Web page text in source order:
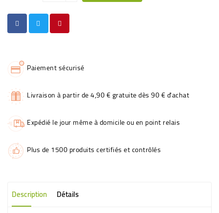
Paiement sécurisé
Livraison à partir de 4,90 € gratuite dès 90 € d'achat
Expédié le jour même à domicile ou en point relais
Plus de 1500 produits certifiés et contrôlés
Description Détails